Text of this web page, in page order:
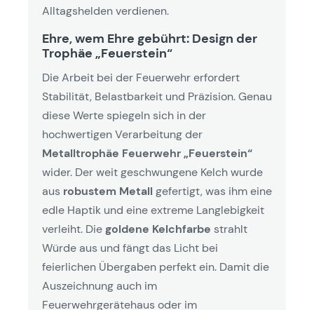
Alltagshelden verdienen.
Ehre, wem Ehre gebührt: Design der
Trophäe „Feuerstein“
Die Arbeit bei der Feuerwehr erfordert
Stabilität, Belastbarkeit und Präzision. Genau
diese Werte spiegeln sich in der
hochwertigen Verarbeitung der
Metalltrophäe Feuerwehr „Feuerstein“
wider. Der weit geschwungene Kelch wurde
aus robustem Metall gefertigt, was ihm eine
edle Haptik und eine extreme Langlebigkeit
verleiht. Diegoldene Kelchfarbe strahlt
Würde aus und fängt das Licht bei
feierlichen Übergaben perfekt ein. Damit die
Auszeichnung auch im
Feuerwehrgerätehaus oder im